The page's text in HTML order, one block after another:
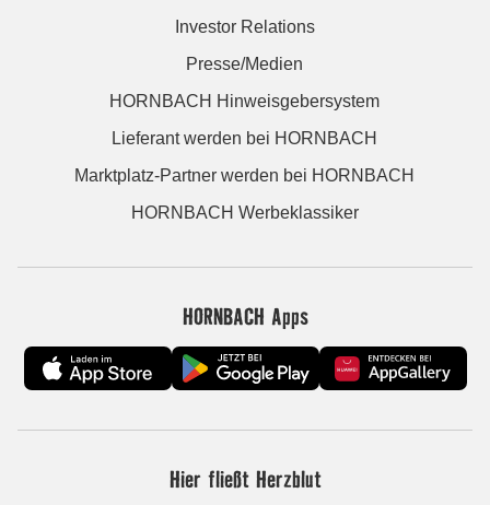
Investor Relations
Presse/Medien
HORNBACH Hinweisgebersystem
Lieferant werden bei HORNBACH
Marktplatz-Partner werden bei HORNBACH
HORNBACH Werbeklassiker
HORNBACH Apps
Hier fließt Herzblut